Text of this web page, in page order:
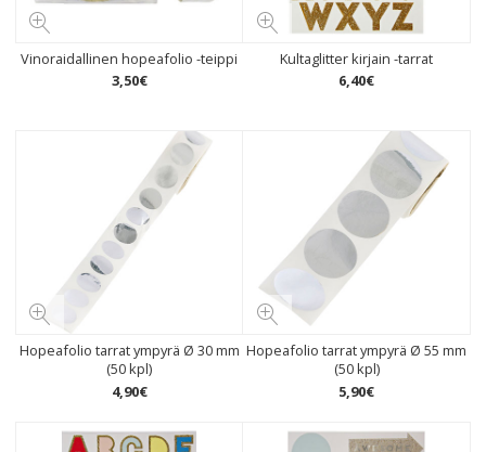
Vinoraidallinen hopeafolio -teippi
3,50€
Kultaglitter kirjain -tarrat
6,40€
Hopeafolio tarrat ympyrä Ø 30 mm
(50 kpl)
4,90€
Hopeafolio tarrat ympyrä Ø 55 mm
(50 kpl)
5,90€